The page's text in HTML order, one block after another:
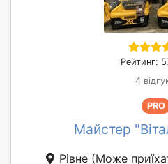
Рейтинг:
4
PRO
Майстер
Рівне (Може